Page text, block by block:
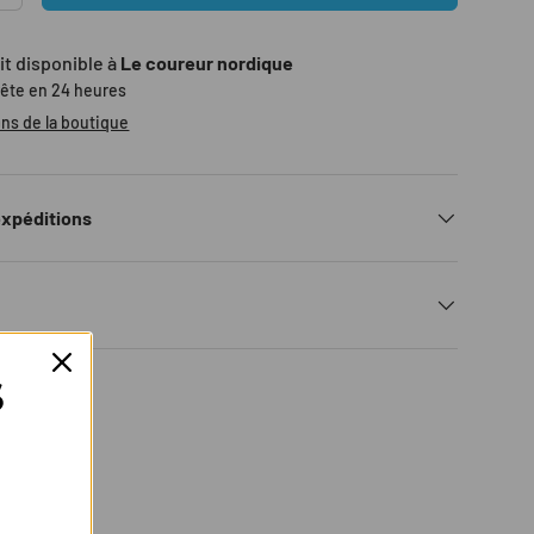
la vue de galerie
disponible à Le coureur nordique
en 24 heures
de la boutique